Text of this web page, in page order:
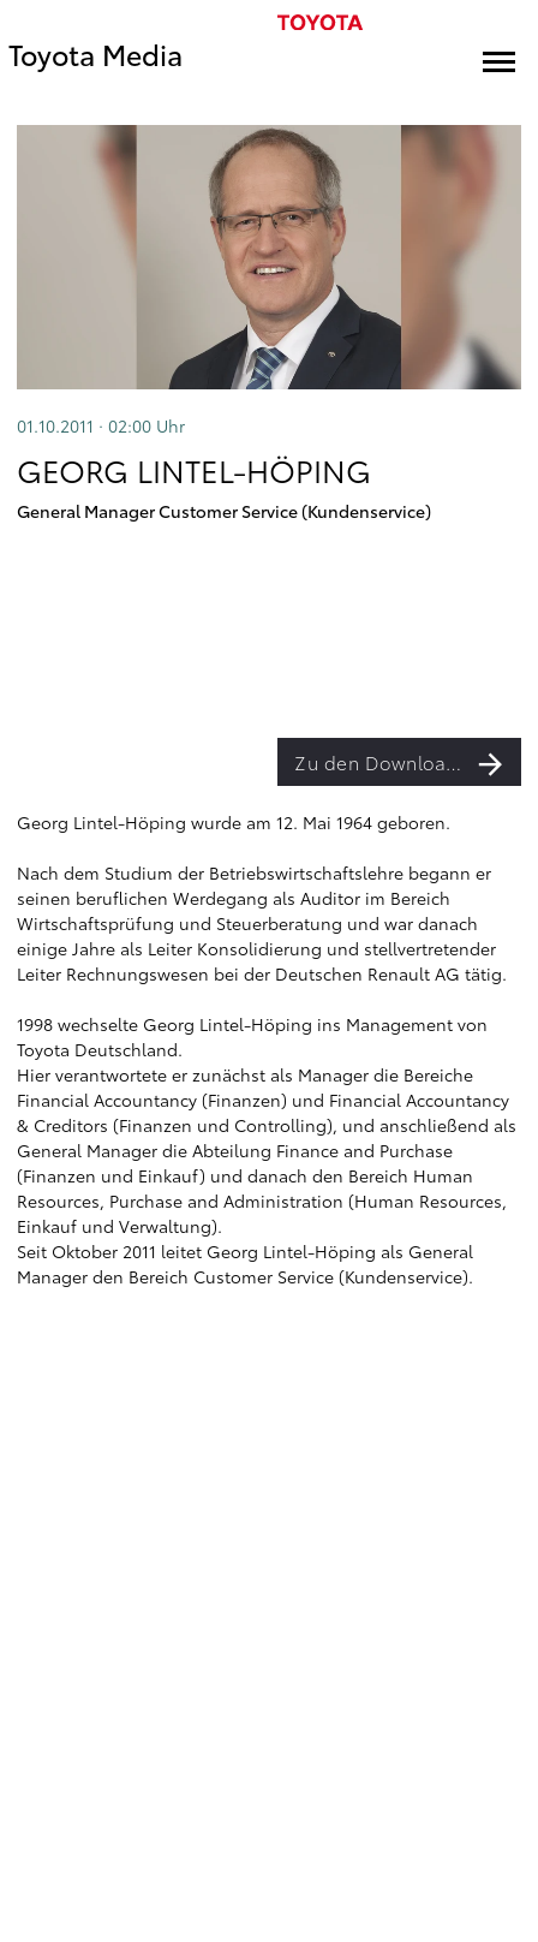
Toyota Media
01.10.2011 · 02:00 Uhr
GEORG LINTEL-HÖPING
General Manager Customer Service (Kundenservice)
Zu den Downloads
Georg Lintel-Höping wurde am 12. Mai 1964 geboren.
Nach dem Studium der Betriebswirtschaftslehre begann er
seinen beruflichen Werdegang als Auditor im Bereich
Wirtschaftsprüfung und Steuerberatung und war danach
einige Jahre als Leiter Konsolidierung und stellvertretender
Leiter Rechnungswesen bei der Deutschen Renault AG tätig.
1998 wechselte Georg Lintel-Höping ins Management von
Toyota Deutschland.
Hier verantwortete er zunächst als Manager die Bereiche
Financial Accountancy (Finanzen) und Financial Accountancy
& Creditors (Finanzen und Controlling), und anschließend als
General Manager die Abteilung Finance and Purchase
(Finanzen und Einkauf) und danach den Bereich Human
Resources, Purchase and Administration (Human Resources,
Einkauf und Verwaltung).
Seit Oktober 2011 leitet Georg Lintel-Höping als General
Manager den Bereich Customer Service (Kundenservice).